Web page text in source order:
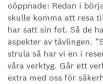
oöppnade: Redan i
skulle komma att resa
har satt sin fot. Så de
aspekter av tävlingen.
strula så har vi en i
våra verktyg. Går ett
extra med oss för